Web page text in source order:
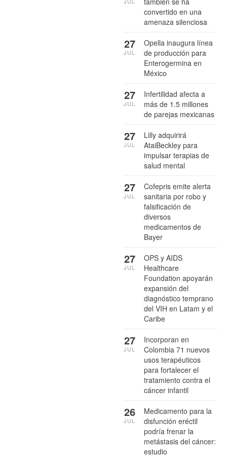
convertido en una
amenaza silenciosa
Opella inaugura línea
de producción para
Enterogermina en
México
27
JUL
Infertilidad afecta a
más de 1.5 millones
de parejas mexicanas
27
JUL
Lilly adquirirá
AtaiBeckley para
impulsar terapias de
salud mental
27
JUL
Cofepris emite alerta
sanitaria por robo y
falsificación de
diversos
medicamentos de
Bayer
27
JUL
OPS y AIDS
Healthcare
Foundation apoyarán
expansión del
diagnóstico temprano
del VIH en Latam y el
Caribe
27
JUL
Incorporan en
Colombia 71 nuevos
usos terapéuticos
para fortalecer el
tratamiento contra el
cáncer infantil
27
JUL
Medicamento para la
disfunción eréctil
podría frenar la
metástasis del cáncer:
estudio
26
JUL